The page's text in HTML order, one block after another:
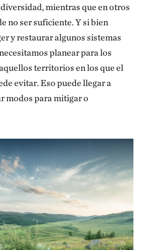
mientras que en otros
no ser suficiente. Y si bien
y restaurar algunos sistemas
planear para los
territorios en los que el
evitar. Eso puede llegar a
modos para mitigar o